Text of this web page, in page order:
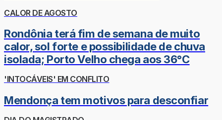
CALOR DE AGOSTO
Rondônia terá fim de semana de muito
calor, sol forte e possibilidade de chuva
isolada; Porto Velho chega aos 36°C
'INTOCÁVEIS' EM CONFLITO
Mendonça tem motivos para desconfiar